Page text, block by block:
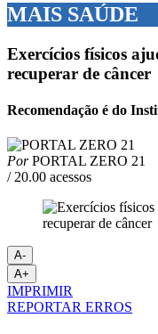
MAIS SAÚDE
Exercícios físicos
recuperar de câncer
Recomendação é do
PorPORTAL ZERO 21
/ 20.00 acessos
A-
A+
IMPRIMIR
REPORTAR ERROS